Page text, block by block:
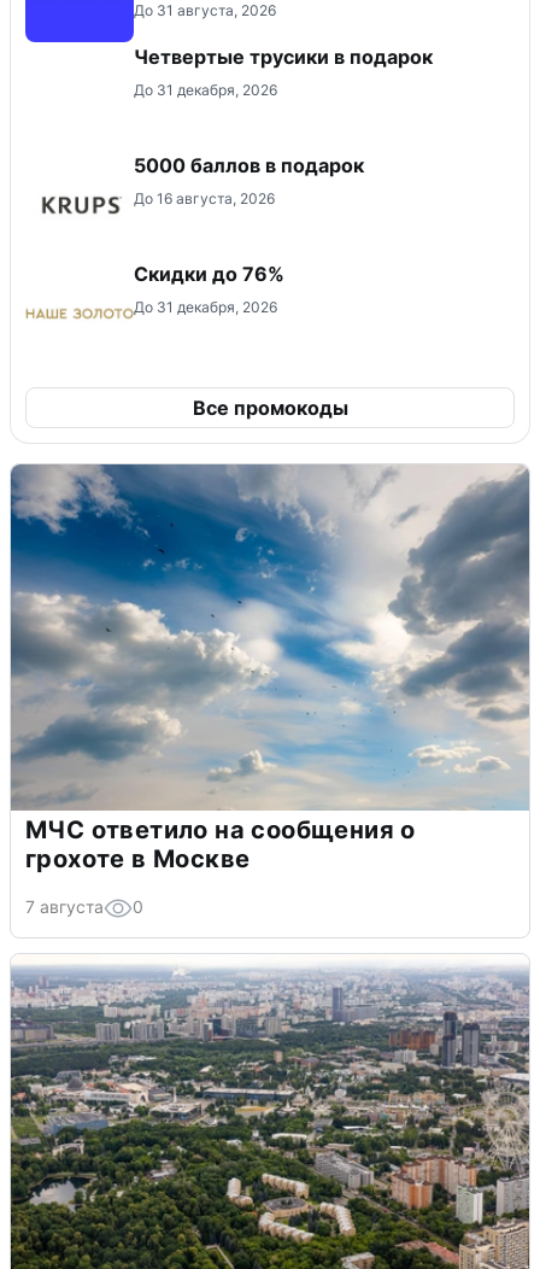
До 31 августа, 2026
Четвертые трусики в подарок
До 31 декабря, 2026
5000 баллов в подарок
До 16 августа, 2026
Скидки до 76%
До 31 декабря, 2026
Все промокоды
МЧС ответило на сообщения о
грохоте в Москве
7 августа 0